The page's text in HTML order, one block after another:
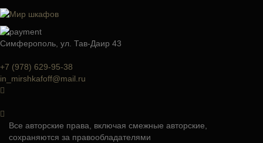
Симферополь, ул. Тав-Даир 43
+7 (978) 629-95-38
in_mirshkafoff@mail.ru
Все авторские права, включая смежные авторские,
сохраняются за правообладателями